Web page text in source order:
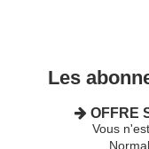
Les
OFFRE
Vous
Normal